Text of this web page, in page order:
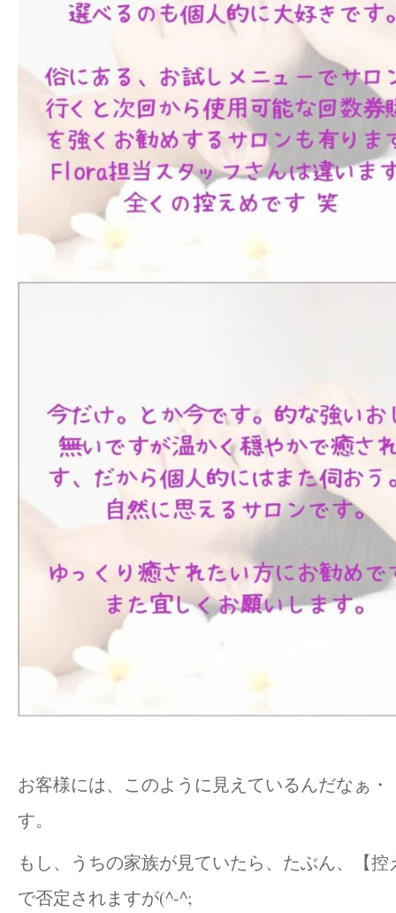
お客様には、このように見えているんだなぁ
す。
もし、うちの家族が見ていたら、たぶん、【
で否定されますが(^-^;